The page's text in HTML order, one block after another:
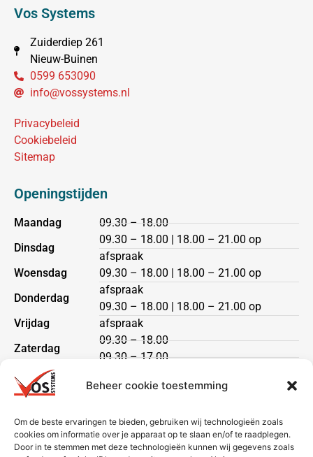
Beheer cookie toestemming
Om de beste ervaringen te bieden, gebruiken wij technologieën zoals
cookies om informatie over je apparaat op te slaan en/of te raadplegen.
Door in te stemmen met deze technologieën kunnen wij gegevens zoals
Vos Systems
Zuiderdiep 261
Nieuw-Buinen
0599 653090
info@vossystems.nl
Privacybeleid
Cookiebeleid
Sitemap
Openingstijden
Maandag
Dinsdag
Woensdag
Donderdag
Vrijdag
Zaterdag
Zondag
09.30 – 18.00
09.30 – 18.00 | 18.00 – 21.00 op
afspraak
09.30 – 18.00 | 18.00 – 21.00 op
afspraak
09.30 – 18.00 | 18.00 – 21.00 op
afspraak
09.30 – 18.00
09.30 – 17.00
Heeft u een vraag?